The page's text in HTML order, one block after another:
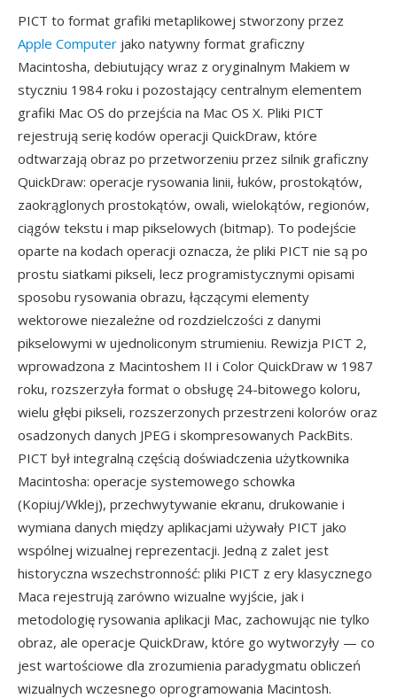
PICT to format grafiki metaplikowej stworzony przez
Apple Computer jako natywny format graficzny
Macintosha, debiutujący wraz z oryginalnym Makiem w
styczniu 1984 roku i pozostający centralnym elementem
grafiki Mac OS do przejścia na Mac OS X. Pliki PICT
rejestrują serię kodów operacji QuickDraw, które
odtwarzają obraz po przetworzeniu przez silnik graficzny
QuickDraw: operacje rysowania linii, łuków, prostokątów,
zaokrąglonych prostokątów, owali, wielokątów, regionów,
ciągów tekstu i map pikselowych (bitmap). To podejście
oparte na kodach operacji oznacza, że pliki PICT nie są po
prostu siatkami pikseli, lecz programistycznymi opisami
sposobu rysowania obrazu, łączącymi elementy
wektorowe niezależne od rozdzielczości z danymi
pikselowymi w ujednoliconym strumieniu. Rewizja PICT 2,
wprowadzona z Macintoshem II i Color QuickDraw w 1987
roku, rozszerzyła format o obsługę 24-bitowego koloru,
wielu głębi pikseli, rozszerzonych przestrzeni kolorów oraz
osadzonych danych JPEG i skompresowanych PackBits.
PICT był integralną częścią doświadczenia użytkownika
Macintosha: operacje systemowego schowka
(Kopiuj/Wklej), przechwytywanie ekranu, drukowanie i
wymiana danych między aplikacjami używały PICT jako
wspólnej wizualnej reprezentacji. Jedną z zalet jest
historyczna wszechstronność: pliki PICT z ery klasycznego
Maca rejestrują zarówno wizualne wyjście, jak i
metodologię rysowania aplikacji Mac, zachowując nie tylko
obraz, ale operacje QuickDraw, które go wytworzyły — co
jest wartościowe dla zrozumienia paradygmatu obliczeń
wizualnych wczesnego oprogramowania Macintosh.